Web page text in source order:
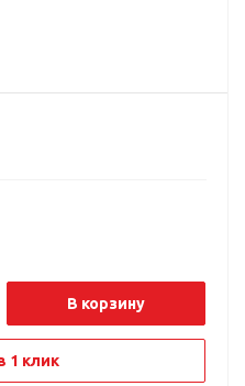
В корзину
1 клик